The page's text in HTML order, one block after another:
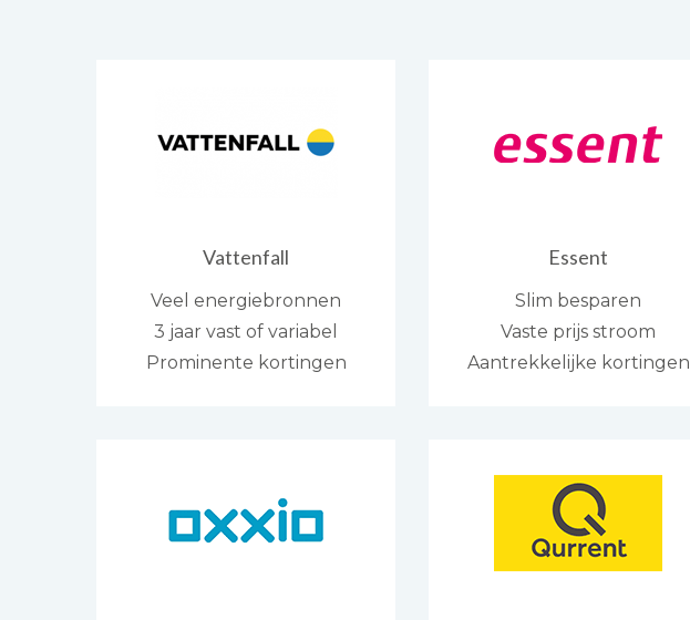
Vattenfall
Veel energiebronnen
3 jaar vast of variabel
Prominente kortingen
Essent
Slim besparen
Vaste prijs stroom
Aantrekkelijke kortingen